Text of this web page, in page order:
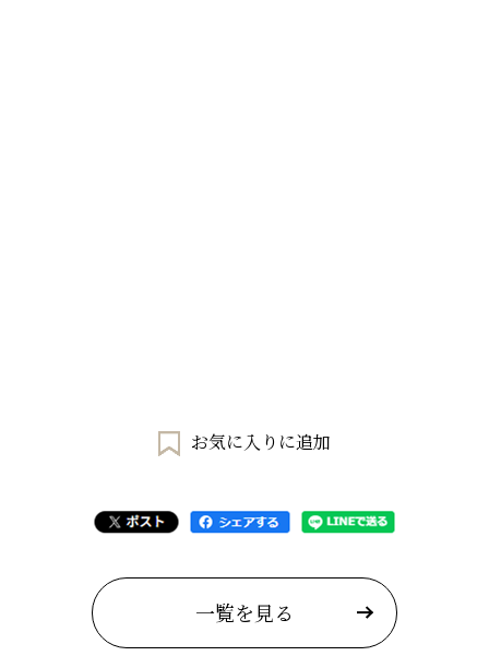
お気に入りに追加
一覧を見る